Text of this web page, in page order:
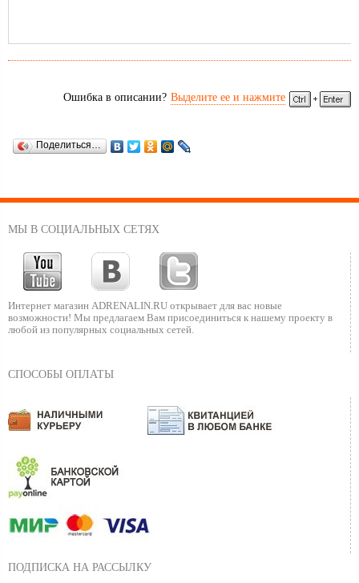
Ошибка в описании? Выделите ее и нажмите
Поделиться…
МЫ В СОЦИАЛЬНЫХ СЕТЯХ
Интернет магазин ADRENALIN.RU открывает для вас новые
возможности! Мы предлагаем Вам присоединиться к нашему проекту в
любой из популярных социальных сетей.
СПОСОБЫ ОПЛАТЫ
ПОДПИСКА НА РАССЫЛКУ